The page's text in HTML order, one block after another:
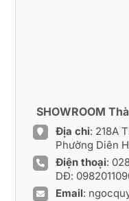
SHOWROOM
Địa chỉ: 218A
Phường Diên
Điện thoại:
DĐ:
Email: